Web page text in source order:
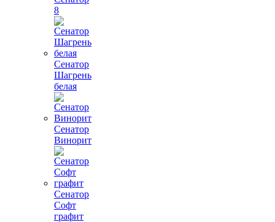
8
Сенатор
Шагрень
белая
Сенатор
Винорит
Сенатор
Софт
графит